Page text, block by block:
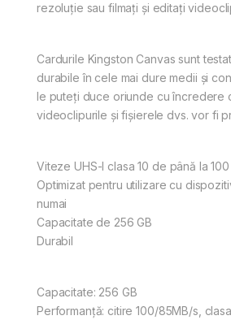
rezoluție sau filmați și editați
Cardurile Kingston Canvas sunt
durabile în cele mai dure medii și
le puteți duce oriunde cu încredere
videoclipurile și fișierele dvs. vor fi
Viteze UHS-I clasa 10 de până la
Optimizat pentru utilizare cu
numai
Capacitate de 256 GB
Durabil
Capacitate: 256 GB
Performanță: citire 100/85MB/s,